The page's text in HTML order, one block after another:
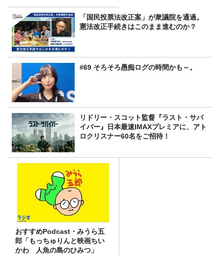
「国民投票法改正案」が衆議院を通過。
憲法改正手続きはこのまま進むのか？
#69 そろそろ愚痴ログの時間かも～。
リドリー・スコット監督『ラスト・サバ
イバー』日本最速IMAXプレミアに、アト
ロクリスナー60名をご招待！
おすすめPodcast・みうら五
郎「もっちゅりんと映画ちい
かわ 人魚の島のひみつ」